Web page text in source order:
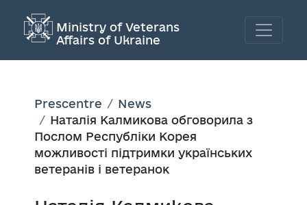
Ministry of Veterans
Affairs of Ukraine
Prescentre
News
Наталія Калмикова обговорила з
Послом Республіки Корея
можливості підтримки українських
ветеранів і ветеранок